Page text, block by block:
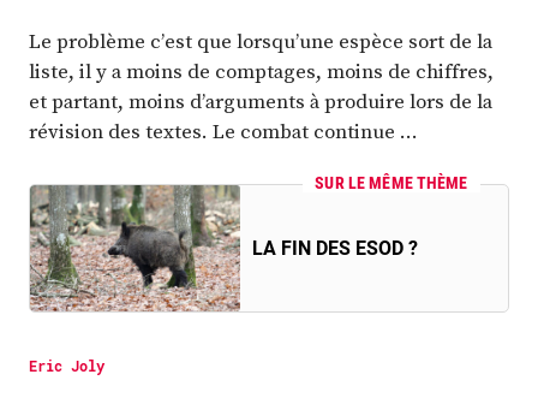
Le problème c’est que lorsqu’une espèce sort de la
liste, il y a moins de comptages, moins de chiffres,
et partant, moins d’arguments à produire lors de la
révision des textes. Le combat continue …
SUR LE MÊME THÈME
LA FIN DES ESOD ?
Eric Joly